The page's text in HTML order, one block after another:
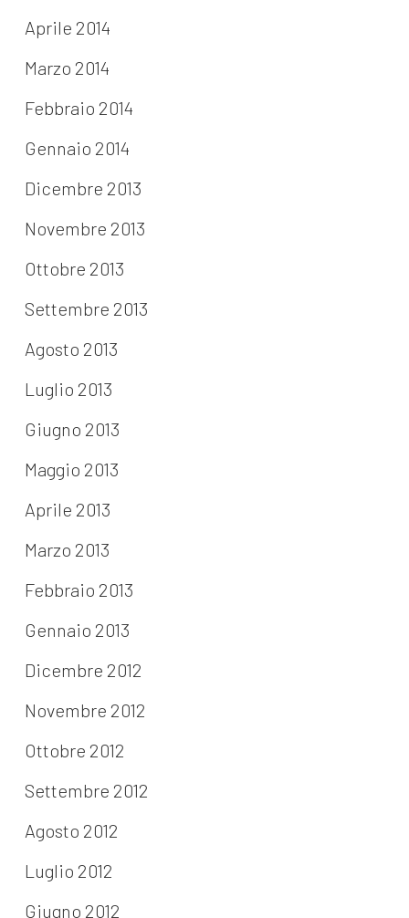
Aprile 2014
Marzo 2014
Febbraio 2014
Gennaio 2014
Dicembre 2013
Novembre 2013
Ottobre 2013
Settembre 2013
Agosto 2013
Luglio 2013
Giugno 2013
Maggio 2013
Aprile 2013
Marzo 2013
Febbraio 2013
Gennaio 2013
Dicembre 2012
Novembre 2012
Ottobre 2012
Settembre 2012
Agosto 2012
Luglio 2012
Giugno 2012